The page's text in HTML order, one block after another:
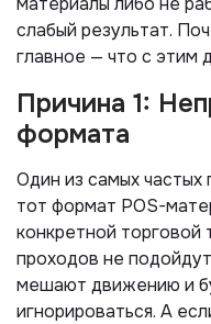
слабый результат.
главное — что с этим
Причина 1:
формата
Один из самых частых
тот формат POS-
конкретной торговой
проходов не
мешают движению и
игнорироваться. А